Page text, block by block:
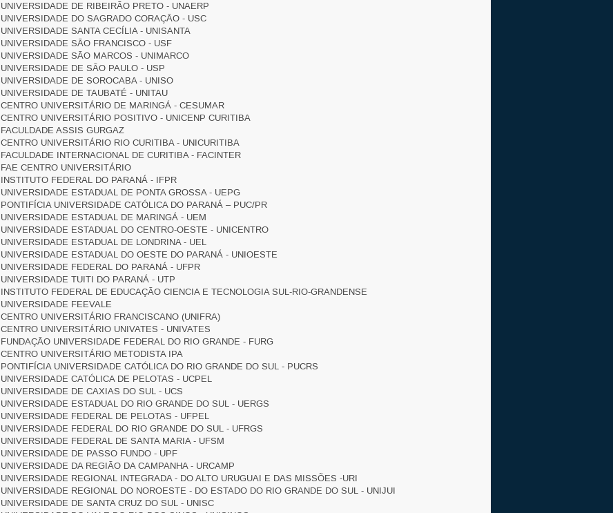
UNIVERSIDADE DE RIBEIRÃO PRETO - UNAERP
UNIVERSIDADE DO SAGRADO CORAÇÃO - USC
UNIVERSIDADE SANTA CECÍLIA - UNISANTA
UNIVERSIDADE SÃO FRANCISCO - USF
UNIVERSIDADE SÃO MARCOS - UNIMARCO
UNIVERSIDADE DE SÃO PAULO - USP
UNIVERSIDADE DE SOROCABA - UNISO
UNIVERSIDADE DE TAUBATÉ - UNITAU
CENTRO UNIVERSITÁRIO DE MARINGÁ - CESUMAR
CENTRO UNIVERSITÁRIO POSITIVO - UNICENP CURITIBA
FACULDADE ASSIS GURGAZ
CENTRO UNIVERSITÁRIO RIO CURITIBA - UNICURITIBA
FACULDADE INTERNACIONAL DE CURITIBA - FACINTER
FAE CENTRO UNIVERSITÁRIO
INSTITUTO FEDERAL DO PARANÁ - IFPR
UNIVERSIDADE ESTADUAL DE PONTA GROSSA - UEPG
PONTIFÍCIA UNIVERSIDADE CATÓLICA DO PARANÁ – PUC/PR
UNIVERSIDADE ESTADUAL DE MARINGÁ - UEM
UNIVERSIDADE ESTADUAL DO CENTRO-OESTE - UNICENTRO
UNIVERSIDADE ESTADUAL DE LONDRINA - UEL
UNIVERSIDADE ESTADUAL DO OESTE DO PARANÁ - UNIOESTE
UNIVERSIDADE FEDERAL DO PARANÁ - UFPR
UNIVERSIDADE TUITI DO PARANÁ - UTP
INSTITUTO FEDERAL DE EDUCAÇÃO CIENCIA E TECNOLOGIA SUL-RIO-GRANDENSE
UNIVERSIDADE FEEVALE
CENTRO UNIVERSITÁRIO FRANCISCANO (UNIFRA)
CENTRO UNIVERSITÁRIO UNIVATES - UNIVATES
FUNDAÇÃO UNIVERSIDADE FEDERAL DO RIO GRANDE - FURG
CENTRO UNIVERSITÁRIO METODISTA IPA
PONTIFÍCIA UNIVERSIDADE CATÓLICA DO RIO GRANDE DO SUL - PUCRS
UNIVERSIDADE CATÓLICA DE PELOTAS - UCPEL
UNIVERSIDADE DE CAXIAS DO SUL - UCS
UNIVERSIDADE ESTADUAL DO RIO GRANDE DO SUL - UERGS
UNIVERSIDADE FEDERAL DE PELOTAS - UFPEL
UNIVERSIDADE FEDERAL DO RIO GRANDE DO SUL - UFRGS
UNIVERSIDADE FEDERAL DE SANTA MARIA - UFSM
UNIVERSIDADE DE PASSO FUNDO - UPF
UNIVERSIDADE DA REGIÃO DA CAMPANHA - URCAMP
UNIVERSIDADE REGIONAL INTEGRADA - DO ALTO URUGUAI E DAS MISSÕES -URI
UNIVERSIDADE REGIONAL DO NOROESTE - DO ESTADO DO RIO GRANDE DO SUL - UNIJUI
UNIVERSIDADE DE SANTA CRUZ DO SUL - UNISC